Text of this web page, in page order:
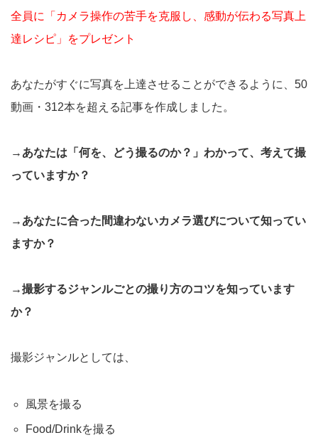
全員に「カメラ操作の苦手を克服し、感動が伝わる写真上
達レシピ」をプレゼント
あなたがすぐに写真を上達させることができるように、50
動画・312本を超える記事を作成しました。
→あなたは「何を、どう撮るのか？」わかって、考えて撮
っていますか？
→あなたに合った間違わないカメラ選びについて知ってい
ますか？
→撮影するジャンルごとの撮り方のコツを知っています
か？
撮影ジャンルとしては、
風景を撮る
Food/Drinkを撮る